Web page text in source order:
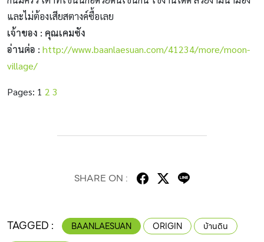
และไม่ต้องเสียสตางค์ซื้อเลย
เจ้าของ : คุณเคมซัง
อ่านต่อ : http://www.baanlaesuan.com/41234/more/moon-
village/
Pages: 1 2 3
SHARE ON :
TAGGED : BAANLAESUAN ORIGIN
บ้านดิน